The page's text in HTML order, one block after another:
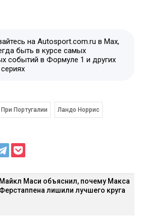
на Autosport.com.ru в Max,
быть в курсе самых
событий в Формуле 1 и других
При Португалии Ландо Норрис
Майкл Маси объяснил, почему Макса
Ферстаппена лишили лучшего круга